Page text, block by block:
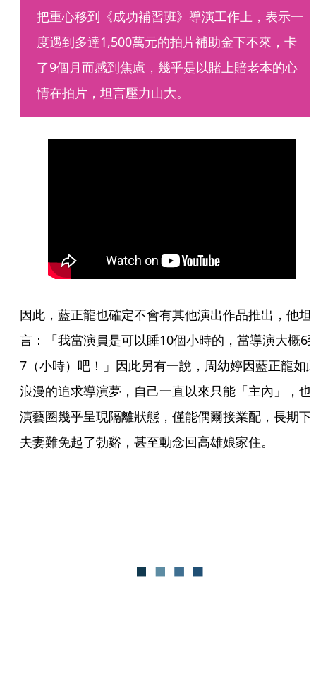
把重心移到《成功補習班》導演工作上，表示一
度遇到多達1,500萬元的拍片補助金下不來，卡
了9個月而感到焦慮，幾乎是以賭上賠老本的心
情在拍片，坦言壓力山大。
因此，藍正龍也確定不會有其他演出作品推出，他坦
言：「我當演員是可以睡10個小時的，當導演大概6
7（小時）吧！」因此另有一說，周幼婷因藍正龍如
浪漫的追求導演夢，自己一直以來只能「主內」，也
演藝圈幾乎呈現隔離狀態，僅能偶爾接業配，長期下
夫妻難免起了勃谿，甚至動念回高雄娘家住。